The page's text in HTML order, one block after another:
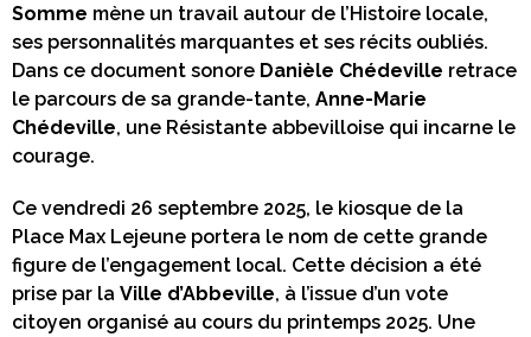
Somme mène un travail autour de l’Histoire locale,
ses personnalités marquantes et ses récits oubliés.
Dans ce document sonore Danièle Chédeville retrace
le parcours de sa grande-tante, Anne-Marie
Chédeville, une Résistante abbevilloise qui incarne le
courage.
Ce vendredi 26 septembre 2025, le kiosque de la
Place Max Lejeune portera le nom de cette grande
figure de l’engagement local. Cette décision a été
prise par la Ville d’Abbeville, à l’issue d’un vote
citoyen organisé au cours du printemps 2025. Une